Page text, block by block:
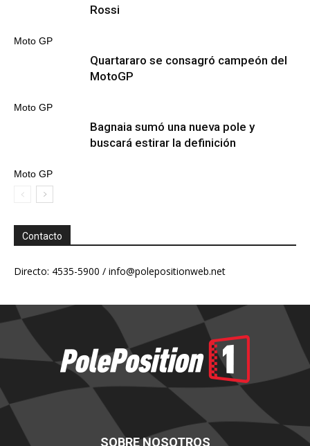
Moto GP
Rossi
Moto GP
Quartararo se consagró campeón del
MotoGP
Moto GP
Bagnaia sumó una nueva pole y
buscará estirar la definición
Contacto
Directo: 4535-5900 / info@polepositionweb.net
SOBRE NOSOTROS